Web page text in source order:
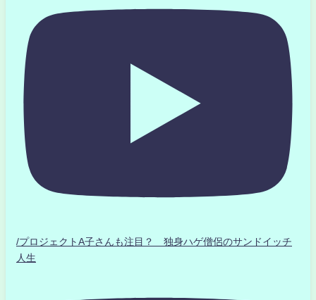
/プロジェクトA子さんも注目？ 独身ハゲ僧侶のサンドイッチ
人生